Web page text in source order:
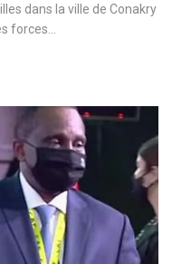
dans la ville de Conakry
forces